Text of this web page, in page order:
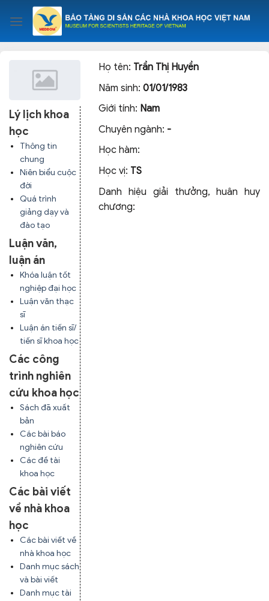
content
Lý lịch khoa
học
Thông tin
chung
Niên biểu cuộc
đời
Quá trình
giảng dạy và
đào tạo
Luận văn,
luận án
Khóa luận tốt
nghiệp đại học
Luận văn thạc
sĩ
Luận án tiến sĩ/
tiến sĩ khoa học
Các công
trình nghiên
cứu khoa học
Sách đã xuất
bản
Các bài báo
nghiên cứu
Các đề tài
khoa học
Các bài viết
về nhà khoa
học
Các bài viết về
nhà khoa học
Danh mục sách
và bài viết
Danh mục tài
Họ tên: Trần Thị Huyền
Năm sinh:01/01/1983
Giới tính: Nam
Chuyên ngành: -
Học hàm:
Học vị: TS
Danh hiệu giải thưởng, huân huy
chương: